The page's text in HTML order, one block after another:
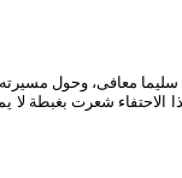
معافى، وحول
شعرت بغبطة لا